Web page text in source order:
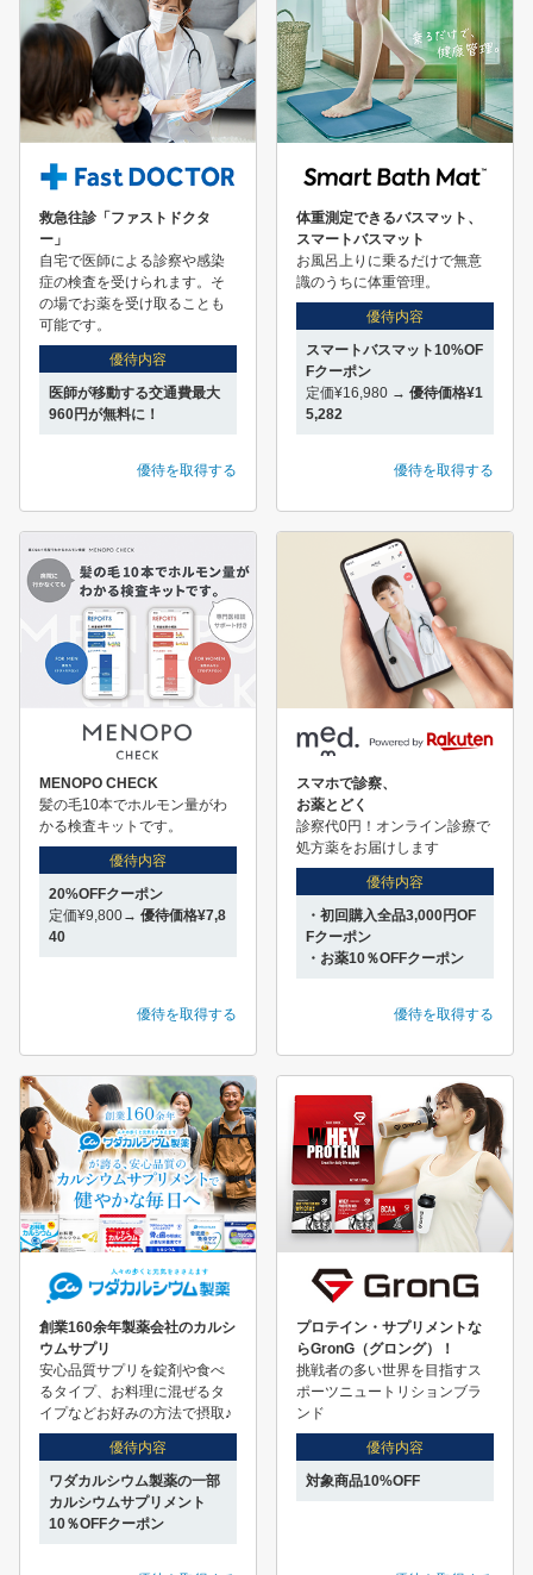
救急往診「ファストドクタ
ー」
自宅で医師による診察や感染
症の検査を受けられます。そ
の場でお薬を受け取ることも
可能です。
優待内容
医師が移動する交通費最大
960円が無料に！
優待を取得する
体重測定できるバスマット、
スマートバスマット
お風呂上りに乗るだけで無意
識のうちに体重管理。
優待内容
スマートバスマット10%OF
Fクーポン
定価¥16,980 →優待価格¥1
5,282
優待を取得する
MENOPO CHECK
髪の毛10本でホルモン量がわ
かる検査キットです。
優待内容
20%OFFクーポン
定価¥9,800→ 優待価格¥7,8
40
優待を取得する
スマホで診察、
お薬とどく
診察代0円！オンライン診療で
処方薬をお届けします
優待内容
・初回購入全品3,000円OF
Fクーポン
・お薬10％OFFクーポン
優待を取得する
創業160余年製薬会社のカルシ
ウムサプリ
安心品質サプリを錠剤や食べ
るタイプ、お料理に混ぜるタ
イプなどお好みの方法で摂取♪
優待内容
ワダカルシウム製薬の一部
カルシウムサプリメント
10％OFFクーポン
プロテイン・サプリメントな
らGronG（グロング）！
挑戦者の多い世界を目指すス
ポーツニュートリションブラ
ンド
優待内容
対象商品10%OFF